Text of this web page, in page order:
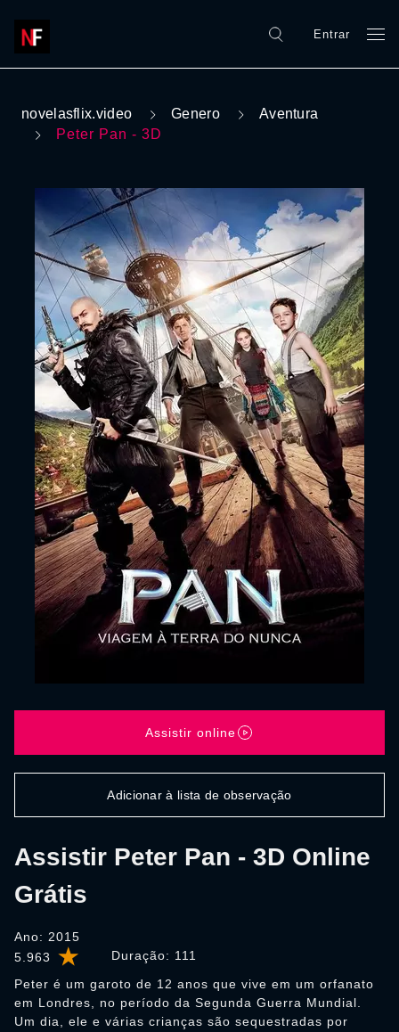
Entrar
novelasflix.video Genero
Aventura
Peter Pan - 3D
5.963 Duração: 111
Assistir Peter Pan - 3D Online
Grátis
Ano: 2015
Peter é um garoto de 12 anos que vive em um orfanato
em Londres, no período da Segunda Guerra Mundial.
Um dia, ele e várias crianças são sequestradas por
Assistir online
Adicionar à lista de observação